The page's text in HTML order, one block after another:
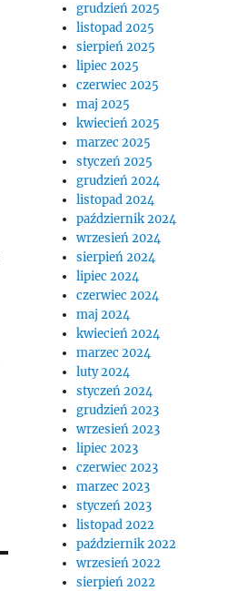
grudzień 2025
listopad 2025
sierpień 2025
lipiec 2025
czerwiec 2025
maj 2025
kwiecień 2025
marzec 2025
styczeń 2025
grudzień 2024
listopad 2024
październik 2024
wrzesień 2024
sierpień 2024
lipiec 2024
czerwiec 2024
maj 2024
kwiecień 2024
marzec 2024
luty 2024
styczeń 2024
grudzień 2023
wrzesień 2023
lipiec 2023
czerwiec 2023
marzec 2023
styczeń 2023
listopad 2022
październik 2022
wrzesień 2022
sierpień 2022